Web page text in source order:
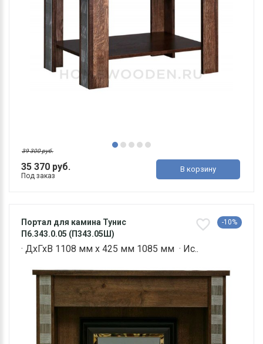
35 370 руб.
39 300 руб.
Под заказ
В корзину
Портал для камина Тунис
П6.343.0.05 (П343.05Ш)
-10%
· ДхГхВ 1108 мм х 425 мм 1085 мм · Ис..